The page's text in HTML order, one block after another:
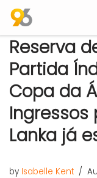
Skip
to
content
Reserva
Partida
Copa da
Ingressos
Lanka já
by Isabelle Kent